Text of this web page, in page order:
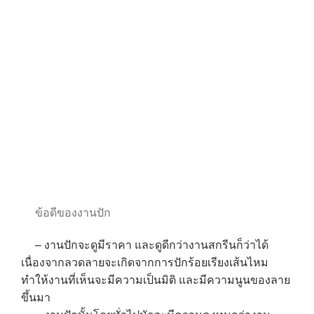
ข้อดีของงานปัก
– งานปักจะดูมีราคา และดูดีกว่างานสกรีนก็ว่าได้
เนื่องจากลวดลายจะเกิดจากการปักร้อยเรียงเส้นไหม
ทำให้งานที่เห็นจะมีความเป็นมิติ และมีความนูนของลาย
ขึ้นมา